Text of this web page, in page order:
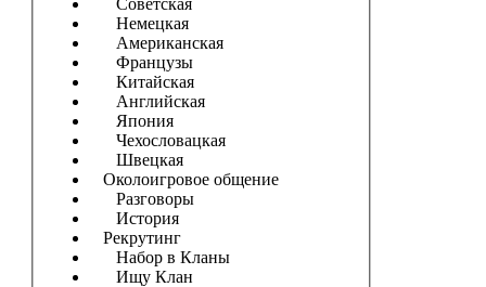
Немецкая
Американская
Французы
Китайская
Английская
Япония
Чехословацкая
Швецкая
Околоигровое общение
Разговоры
История
Рекрутинг
Набор в Кланы
Ищу Клан